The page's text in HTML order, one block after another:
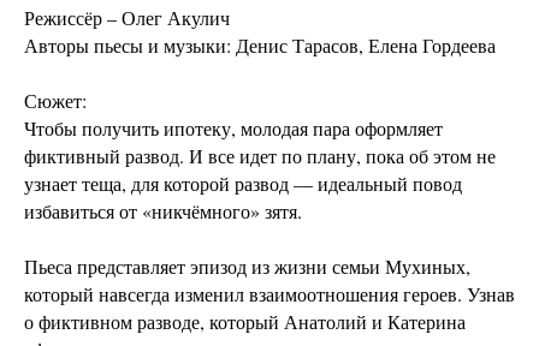
Режиссёр – Олег Акулич
Авторы пьесы и музыки: Денис Тарасов, Елена Гордеева
Сюжет:
Чтобы получить ипотеку, молодая пара оформляет
фиктивный развод. И все идет по плану, пока об этом не
узнает теща, для которой развод — идеальный повод
избавиться от «никчёмного» зятя.
Пьеса представляет эпизод из жизни семьи Мухиных,
который навсегда изменил взаимоотношения героев. Узнав
о фиктивном разводе, который Анатолий и Катерина